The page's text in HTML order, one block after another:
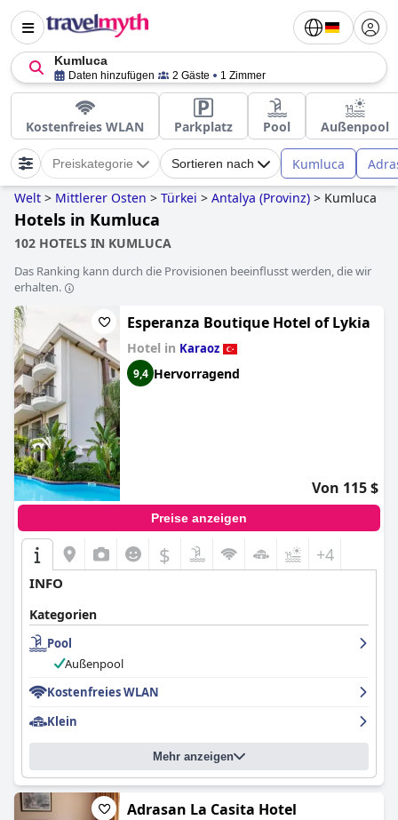
Kumluca
Daten hinzufügen 2 Gäste 1 Zimmer
Kostenfreies WLAN Parkplatz Pool Außenpool
Preiskategorie Sortieren nach Kumluca
Welt > Mittlerer Osten > Türkei > Antalya (Provinz) > Kumluca
Hotels in Kumluca
102 HOTELS IN KUMLUCA
Das Ranking kann durch die Provisionen beeinflusst werden, die wir
erhalten.
Esperanza Boutique Hotel of Lykia
Hotel in Karaoz
9,4 Hervorragend
Von 115 $
Preise anzeigen
$ +4
INFO
Kategorien
Pool
Außenpool
Kostenfreies WLAN
Klein
Mehr anzeigen
Adrasan La Casita Hotel